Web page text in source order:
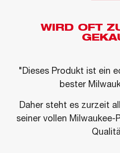
WIRD OFT
"Dieses Produkt ist ein
bester
Daher steht es zurzeit
seiner vollen